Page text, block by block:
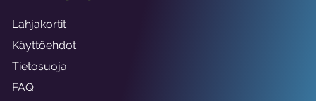
Lahjakortit
Käyttöehdot
Tietosuoja
FAQ